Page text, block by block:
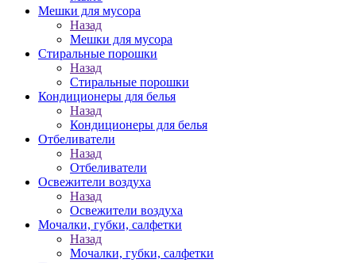
Мешки для мусора
Назад
Мешки для мусора
Стиральные порошки
Назад
Стиральные порошки
Кондиционеры для белья
Назад
Кондиционеры для белья
Отбеливатели
Назад
Отбеливатели
Освежители воздуха
Назад
Освежители воздуха
Мочалки, губки, салфетки
Назад
Мочалки, губки, салфетки